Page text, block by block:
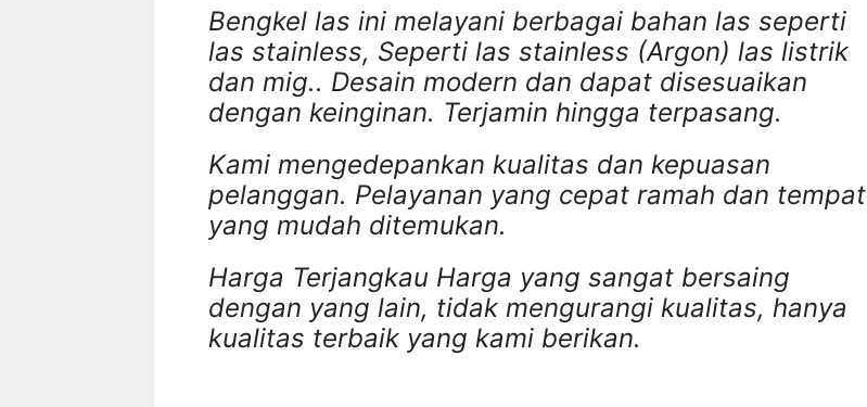
Bengkel las ini melayani berbagai bahan las seperti
las stainless, Seperti las stainless (Argon) las listrik
dan mig.. Desain modern dan dapat disesuaikan
dengan keinginan. Terjamin hingga terpasang.
Kami mengedepankan kualitas dan kepuasan
pelanggan. Pelayanan yang cepat ramah dan tempat
yang mudah ditemukan.
Harga Terjangkau Harga yang sangat bersaing
dengan yang lain, tidak mengurangi kualitas, hanya
kualitas terbaik yang kami berikan.